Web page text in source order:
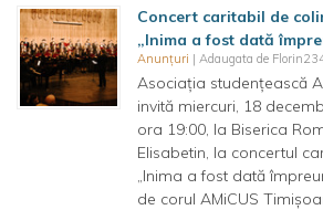
Concert caritabil de
„Inima a fost dată
Anunțuri | Adaugata de
Asociația studențească
invită miercuri, 18
ora 19:00, la Biserica
Elisabetin, la concertul
„Inima a fost dată
de corul AMiCUS